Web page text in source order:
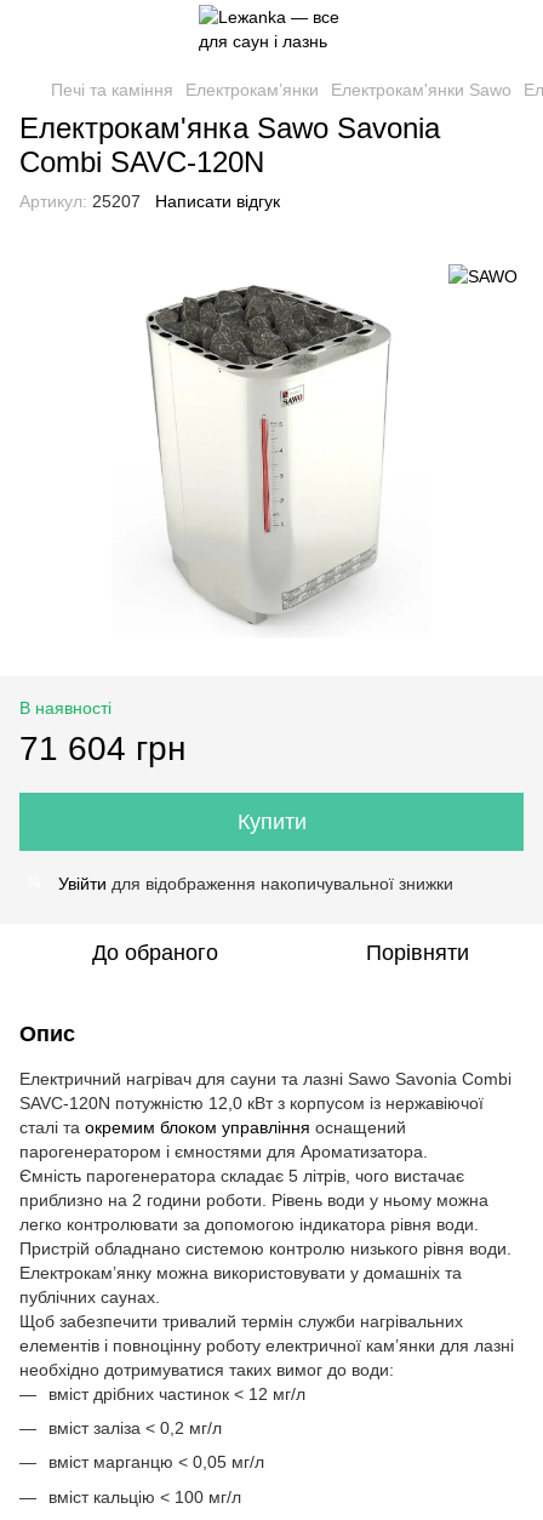
Печі та каміння Електрокам’янки Електрокам'янки Sawo
Електрокам'янка Sawo Savonia
Combi SAVC-120N
Артикул: 25207 Написати відгук
В наявності
71 604 грн
Купити
Увійти для відображення накопичувальної знижки
До обраного Порівняти
Опис
Електричний нагрівач для сауни та лазні Sawo Savonia Combi
SAVC-120N потужністю 12,0 кВт з корпусом із нержавіючої
сталі та окремим блоком управління оснащений
парогенератором і ємностями для Ароматизатора.
Ємність парогенератора складає 5 літрів, чого вистачає
приблизно на 2 години роботи. Рівень води у ньому можна
легко контролювати за допомогою індикатора рівня води.
Пристрій обладнано системою контролю низького рівня води.
Електрокам’янку можна використовувати у домашніх та
публічних саунах.
Щоб забезпечити тривалий термін служби нагрівальних
елементів і повноцінну роботу електричної кам’янки для лазні
необхідно дотримуватися таких вимог до води:
вміст дрібних частинок < 12 мг/л
вміст заліза < 0,2 мг/л
вміст марганцю < 0,05 мг/л
вміст кальцію < 100 мг/л